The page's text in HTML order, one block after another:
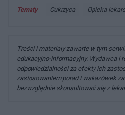
Tematy Cukrzyca Opieka
Treści i materiały zawarte w tym
edukacyjno-informacyjny. Wydawca i
odpowiedzialności za efekty ich
zastosowaniem porad i wskazówek
bezwzględnie skonsultować się z